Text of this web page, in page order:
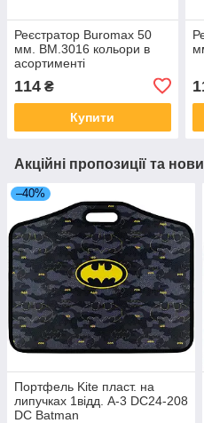
Реєстратор Buromax 50
мм. BM.3016 кольори в
асортименті
114 ₴
Купити
Акційні пропозиції та
–40%
Портфель Kite пласт. на
липучках 1відд. А-3 DC24-208
DC Batman